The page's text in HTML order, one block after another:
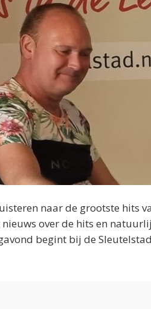
naar de grootste hits
over de hits en
begint bij de